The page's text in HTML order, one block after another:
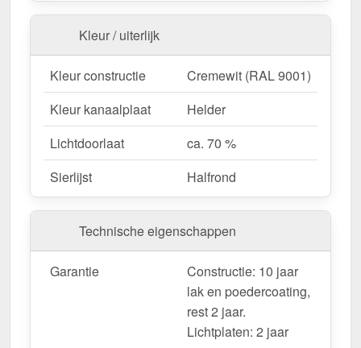
Garantie– 10 jaar voor kwaliteit en veiligheid op
Ideaal voor de volgende toepassingen:
Terrassen & zithoeken– Bescherming tegen
zon en regen voor gezellige buitenruimtes.
Gastronomie & Hotels– Hoogwaardige
dakbedekking voor buiten & klantencomfort.
bescherming voor voertuigen & fietsen.
Pergolen.
Nieuwe gebouwen & renovaties– Flexibele
oplossing voor nieuwe en bestaande gebouwen.
Kleur / uiterlijk
Kleur constructie
Cremewit (RAL 9001)
Kleur kanaalplaat
Helder
Lichtdoorlaat
ca. 70 %
Sierlijst
Halfrond
Technische eigenschappen
Garantie
Constructie: 10 jaar
lak en poedercoating,
rest 2 jaar.
Lichtplaten: 2 jaar